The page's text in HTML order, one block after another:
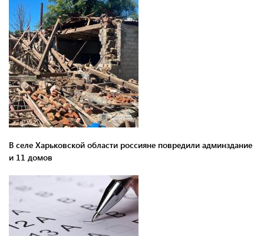
В селе Харьковской области россияне повредили админздание
и 11 домов